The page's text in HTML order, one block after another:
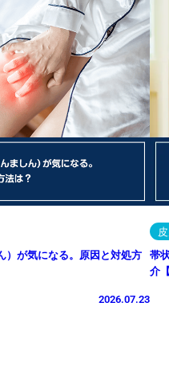
）が気になる。原因と対処方
2026.07.23
帯
介